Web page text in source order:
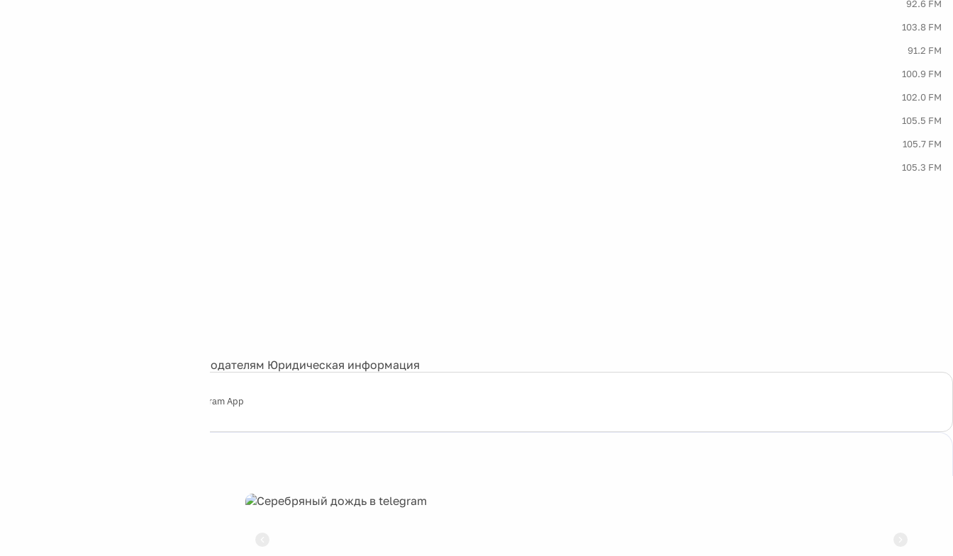
92.6 FM
103.8 FM
91.2 FM
100.9 FM
102.0 FM
105.5 FM
105.7 FM
105.3 FM
Рекламодателям Юридическая информация
Telegram App